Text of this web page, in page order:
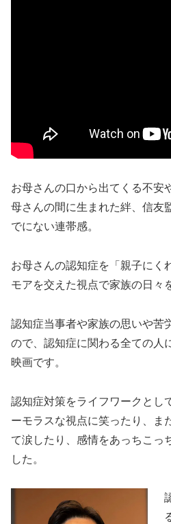
お母さんの口から出てくる不安
母さんの間に生まれた絆、信友
でにない連帯感。
お母さんの認知症を「親子にく
モアを交えた視点で家族の日々
認知症当事者や家族の思いや苦
ので、認知症に関わる全ての人
映画です。
認知症対策をライフワークとし
ーモラスな視点に笑ったり、ま
て涙したり、感情をあっちこっ
した。